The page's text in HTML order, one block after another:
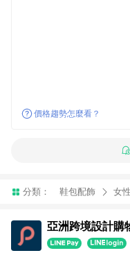
價格趨勢怎麼看？
分類： 鞋包配飾 女
亞洲跨境設計購